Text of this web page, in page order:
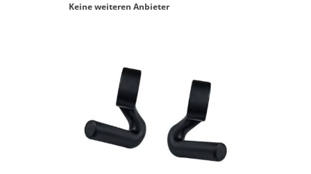
Keine weiteren Anbieter